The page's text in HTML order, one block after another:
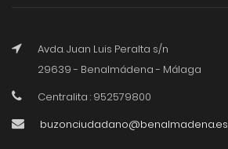
Avda. Juan Luis Peralta s/n
29639 - Benalmádena - Málaga
Centralita : 952579800
buzonciudadano@benalmadena.es